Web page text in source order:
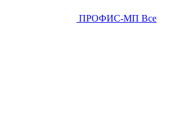
ПРОФИС-МП Все